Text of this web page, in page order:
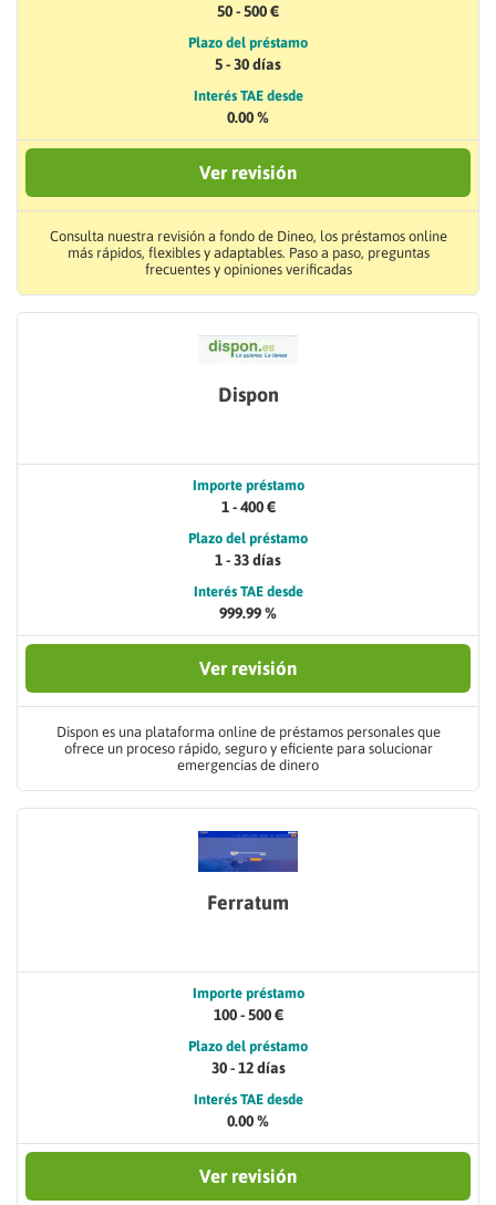
50 - 500 €
Plazo del préstamo
5 - 30 días
Interés TAE desde
0.00 %
Ver revisión
Consulta nuestra revisión a fondo de Dineo, los préstamos online
más rápidos, flexibles y adaptables. Paso a paso, preguntas
frecuentes y opiniones verificadas
Dispon
Importe préstamo
1 - 400 €
Plazo del préstamo
1 - 33 días
Interés TAE desde
999.99 %
Ver revisión
Dispon es una plataforma online de préstamos personales que
ofrece un proceso rápido, seguro y eficiente para solucionar
emergencias de dinero
Ferratum
Importe préstamo
100 - 500 €
Plazo del préstamo
30 - 12 días
Interés TAE desde
0.00 %
Ver revisión